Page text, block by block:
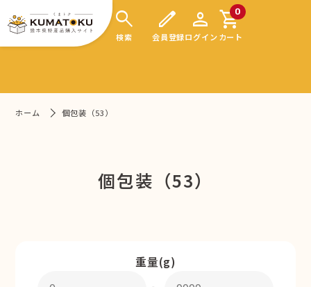
search
検索
edit
会員登録
person
ログイン
0
shopping_cart
カート
ホーム 個包装（53）
個包装（53）
重量(g)